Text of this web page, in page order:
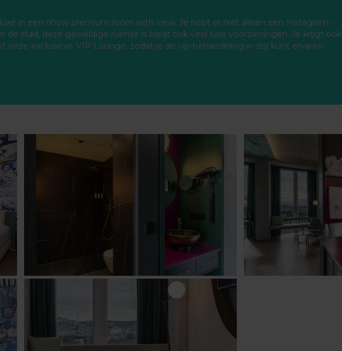
in een nhow premium room with view. Je hebt er niet alleen een Instagram-
de stad, deze geweldige ruimte is biedt ook veel luxe voorzieningen. Je krijgt ook
onze exclusieve VIP Lounge, zodat je de vip-behandeling in stijl kunt ervaren.